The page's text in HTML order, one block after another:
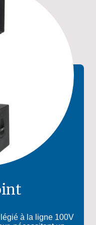
à la ligne 100V